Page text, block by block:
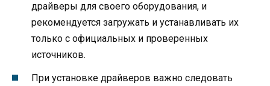
драйверы для своего оборудования, и
рекомендуется загружать и устанавливать их
только с официальных и проверенных
источников.
При установке драйверов важно следовать